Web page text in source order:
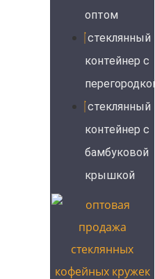
оптом
стеклянный
контейнер с
перегородкой
стеклянный
контейнер с
бамбуковой
крышкой